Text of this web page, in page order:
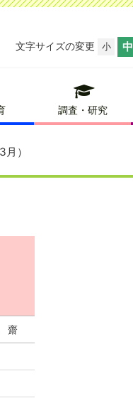
文字サイズの変更 小 中
調査・研究
）
齋